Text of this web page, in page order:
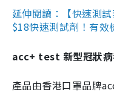
延伸閱讀：【快速測
$18快速測試劑！有
acc+ test 新型冠狀病
產品由香港口罩品牌